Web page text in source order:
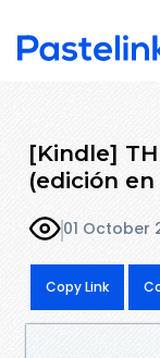
[Kindle]
(edición
01 October
Copy Link